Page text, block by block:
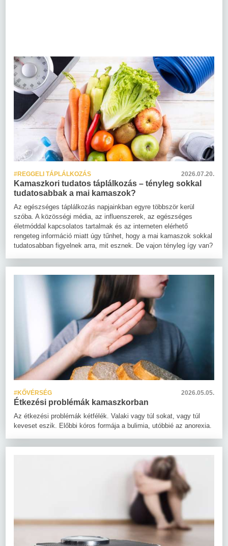
#REGGELI TÁPLÁLKOZÁS 2026.07.20.
Kamaszkori tudatos táplálkozás – tényleg sokkal
tudatosabbak a mai kamaszok?
Az egészséges táplálkozás napjainkban egyre többször kerül
szóba. A közösségi média, az influenszerek, az egészséges
életmóddal kapcsolatos tartalmak és az interneten elérhető
rengeteg információ miatt úgy tűnhet, hogy a mai kamaszok sokkal
tudatosabban figyelnek arra, mit esznek. De vajon tényleg így van?
#KŐVÉRSÉG 2026.05.05.
Étkezési problémák kamaszkorban
Az étkezési problémák kétfélék. Valaki vagy túl sokat, vagy túl
keveset eszik. Előbbi kóros formája a bulimia, utóbbié az anorexia.